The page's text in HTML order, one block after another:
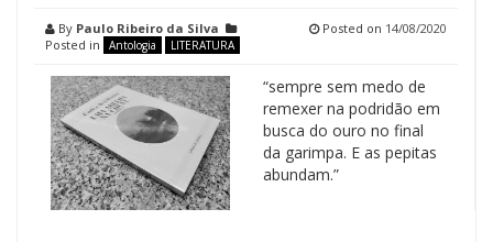
By Paulo Ribeiro da Silva
Posted in
Antologia LITERATURA
Posted on 14/08/2020
“sempre sem medo de
remexer na podridão em
busca do ouro no final
da garimpa. E as pepitas
abundam.”